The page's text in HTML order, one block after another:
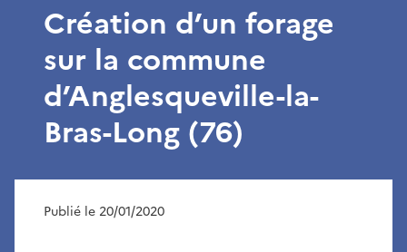
Création d’un forage
sur la commune
d’Anglesqueville-la-
Bras-Long (76)
Publié le 20/01/2020